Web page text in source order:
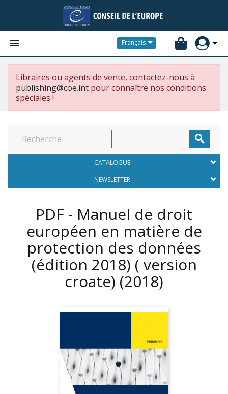
 Français
Libraires ou agents de vente, contactez-nous à
publishing@coe.int pour connaître nos conditions
spéciales !

CATALOGUE
NEWSLETTER
PDF - Manuel de droit
européen en matière de
protection des données
(édition 2018) ( version
croate) (2018)